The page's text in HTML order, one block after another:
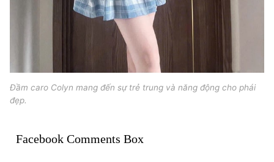
Đầm caro Colyn mang đến sự trẻ trung và năng động cho phái
đẹp.
Facebook Comments Box